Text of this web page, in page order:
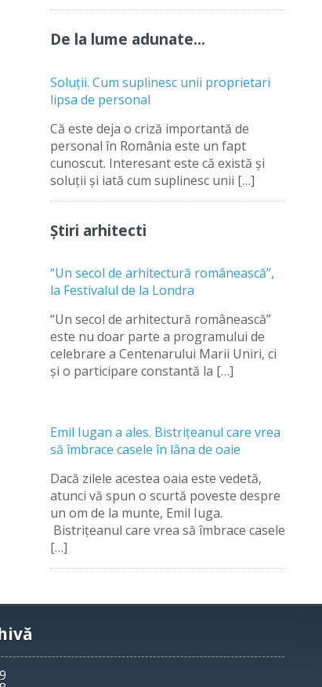
De la lume adunate…
Soluții. Cum suplinesc unii proprietari
lipsa de personal
Că este deja o criză importantă de
personal în România este un fapt
cunoscut. Interesant este că există și
soluții și iată cum suplinesc unii […]
Știri arhitecti
“Un secol de arhitectură românească”,
la Festivalul de la Londra
“Un secol de arhitectură românească”
este nu doar parte a programului de
celebrare a Centenarului Marii Uniri, ci
şi o participare constantă la […]
Emil Iugan a ales. Bistriţeanul care vrea
să îmbrace casele în lâna de oaie
Dacă zilele acestea oaia este vedetă,
atunci vă spun o scurtă poveste despre
un om de la munte, Emil Iuga.
Bistriţeanul care vrea să îmbrace casele
[…]